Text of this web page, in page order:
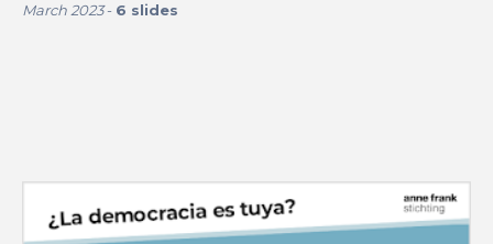
March 2023- 6 slides